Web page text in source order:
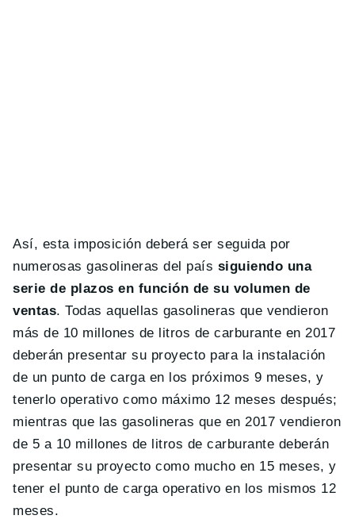
Así, esta imposición deberá ser seguida por
numerosas gasolineras del país siguiendo una
serie de plazos en función de su volumen de
ventas. Todas aquellas gasolineras que vendieron
más de 10 millones de litros de carburante en 2017
deberán presentar su proyecto para la instalación
de un punto de carga en los próximos 9 meses, y
tenerlo operativo como máximo 12 meses después;
mientras que las gasolineras que en 2017 vendieron
de 5 a 10 millones de litros de carburante deberán
presentar su proyecto como mucho en 15 meses, y
tener el punto de carga operativo en los mismos 12
meses.